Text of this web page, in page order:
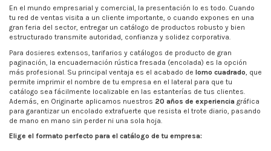
En el mundo empresarial y comercial, la presentación lo es todo. Cuando
tu red de ventas visita a un cliente importante, o cuando expones en una
gran feria del sector, entregar un catálogo de productos robusto y bien
estructurado transmite autoridad, confianza y solidez corporativa.
Para dosieres extensos, tarifarios y catálogos de producto de gran
paginación, la encuadernación rústica fresada (encolada) es la opción
más profesional. Su principal ventaja es el acabado de lomo cuadrado , que
permite imprimir el nombre de tu empresa en el lateral para que tu
catálogo sea fácilmente localizable en las estanterías de tus clientes.
Además, en Originarte aplicamos nuestros 20 años de experiencia gráfica
para garantizar un encolado extrafuerte que resista el trote diario, pasando
de mano en mano sin perder ni una sola hoja.
Elige el formato perfecto para el catálogo de tu empresa: